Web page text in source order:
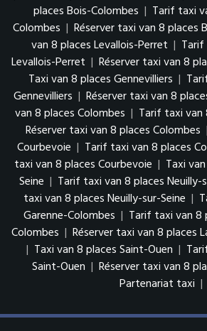
places Bois-Colombes | Tarif taxi
Colombes | Réserver taxi van 8 places
van 8 places Levallois-Perret |
Levallois-Perret | Réserver taxi van 8
Taxi van 8 places Gennevilliers |
Gennevilliers | Réserver taxi van 8
van 8 places Colombes | Tarif taxi van
Réserver taxi van 8 places Colombes |
Courbevoie | Tarif taxi van 8 places
taxi van 8 places Courbevoie | Taxi
Seine | Tarif taxi van 8 places Neuilly-
taxi van 8 places Neuilly-sur-Seine |
Garenne-Colombes | Tarif taxi van 8
Colombes | Réserver taxi van 8 places
| Taxi van 8 places Saint-Ouen |
Saint-Ouen | Réserver taxi van 8
Partenariat taxi |